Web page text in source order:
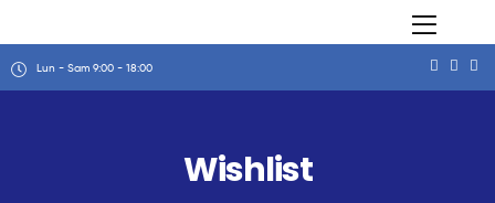
Lun - Sam 9:00 - 18:00
Wishlist